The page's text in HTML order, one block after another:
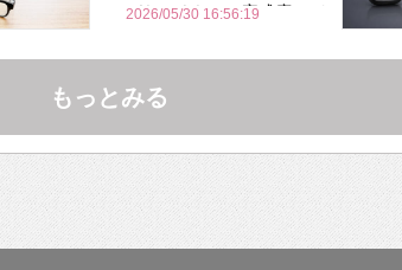
づらいくらいの完成度にび
Bose並み
2026/05/30 16:56:19
もっとみる